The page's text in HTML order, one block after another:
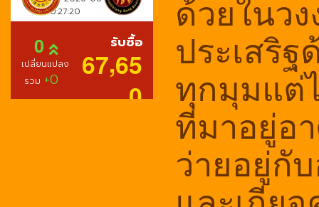
ด้วยในว
ประเสริ
ทุกมุมแต่
ที่มาอยู่อ
ว่ายอยู่กั